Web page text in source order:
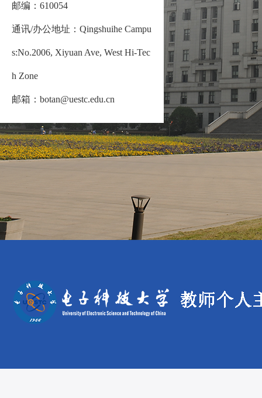
邮编： 610054
通讯/办公地址： Qingshuihe Campu
s:No.2006, Xiyuan Ave, West Hi-Tec
h Zone
邮箱： botan@uestc.edu.cn